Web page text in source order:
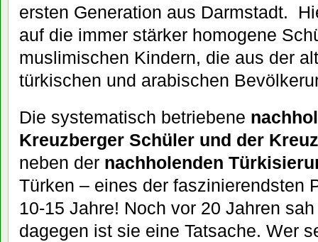
ersten Generation aus Darmstadt.
auf die immer stärker homogene
muslimischen Kindern, die aus der
türkischen und arabischen
Die systematisch betriebene
Kreuzberger Schüler und der
neben der nachholenden
Türken – eines der faszinierendsten
10-15 Jahre! Noch vor 20 Jahren
dagegen ist sie eine Tatsache. Wer